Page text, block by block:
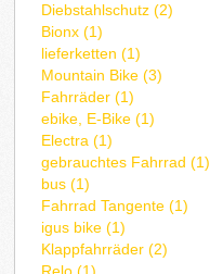
Diebstahlschutz (2)
Bionx (1)
lieferketten (1)
Mountain Bike (3)
Fahrräder (1)
ebike, E-Bike (1)
Electra (1)
gebrauchtes Fahrrad (1)
bus (1)
Fahrrad Tangente (1)
igus bike (1)
Klappfahrräder (2)